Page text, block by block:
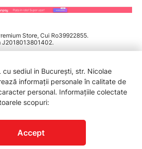
Store, Cui Ro39922855.
J2018013801402.
cu sediul in București, str. Nicolae
informații personale în calitate de
personal. Informațiile colectate
scopuri:
Accept